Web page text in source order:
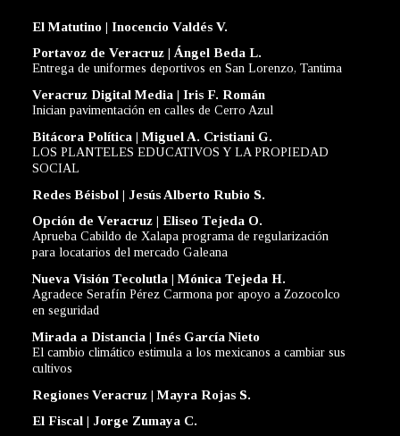
El Matutino | Inocencio Valdés V.
Portavoz de Veracruz | Ángel Beda L.
Entrega de uniformes deportivos en San Lorenzo, Tantima
Veracruz Digital Media | Iris F. Román
Inician pavimentación en calles de Cerro Azul
Bitácora Política | Miguel A. Cristiani G.
LOS PLANTELES EDUCATIVOS Y LA PROPIEDAD
SOCIAL
Redes Béisbol | Jesús Alberto Rubio S.
Opción de Veracruz | Eliseo Tejeda O.
Aprueba Cabildo de Xalapa programa de regularización
para locatarios del mercado Galeana
Nueva Visión Tecolutla | Mónica Tejeda H.
Agradece Serafín Pérez Carmona por apoyo a Zozocolco
en seguridad
Mirada a Distancia | Inés García Nieto
El cambio climático estimula a los mexicanos a cambiar sus
cultivos
Regiones Veracruz | Mayra Rojas S.
El Fiscal | Jorge Zumaya C.